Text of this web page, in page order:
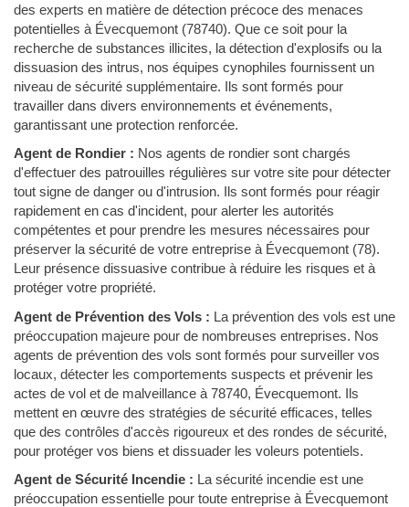
des experts en matière de détection précoce des menaces
potentielles à Évecquemont (78740). Que ce soit pour la
recherche de substances illicites, la détection d'explosifs ou la
dissuasion des intrus, nos équipes cynophiles fournissent un
niveau de sécurité supplémentaire. Ils sont formés pour
travailler dans divers environnements et événements,
garantissant une protection renforcée.
Agent de Rondier : Nos agents de rondier sont chargés
d'effectuer des patrouilles régulières sur votre site pour détecter
tout signe de danger ou d'intrusion. Ils sont formés pour réagir
rapidement en cas d'incident, pour alerter les autorités
compétentes et pour prendre les mesures nécessaires pour
préserver la sécurité de votre entreprise à Évecquemont (78).
Leur présence dissuasive contribue à réduire les risques et à
protéger votre propriété.
Agent de Prévention des Vols : La prévention des vols est une
préoccupation majeure pour de nombreuses entreprises. Nos
agents de prévention des vols sont formés pour surveiller vos
locaux, détecter les comportements suspects et prévenir les
actes de vol et de malveillance à 78740, Évecquemont. Ils
mettent en œuvre des stratégies de sécurité efficaces, telles
que des contrôles d'accès rigoureux et des rondes de sécurité,
pour protéger vos biens et dissuader les voleurs potentiels.
Agent de Sécurité Incendie : La sécurité incendie est une
préoccupation essentielle pour toute entreprise à Évecquemont